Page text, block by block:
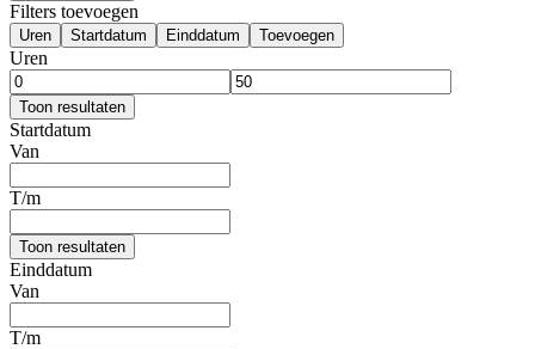
Filters toevoegen
Uren Startdatum Einddatum Toevoegen
Uren
Toon resultaten
Startdatum
Van
T/m
Toon resultaten
Einddatum
Van
T/m